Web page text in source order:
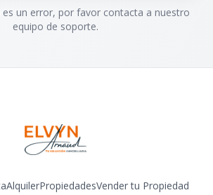
es un error, por favor contacta a nuestro
equipo de soporte.
AlquilerPropiedadesVender tu Propiedad